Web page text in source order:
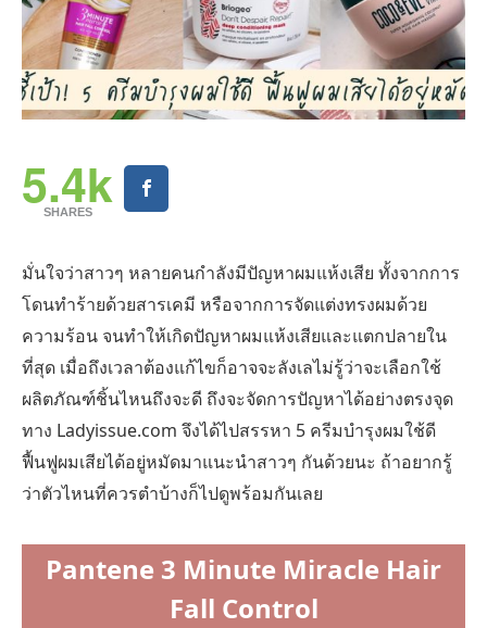
5.4k
SHARES
มั่นใจว่าสาวๆ หลายคนกำลังมีปัญหาผมแห้งเสีย ทั้งจากการ
โดนทำร้ายด้วยสารเคมี หรือจากการจัดแต่งทรงผมด้วย
ความร้อน จนทำให้เกิดปัญหาผมแห้งเสียและแตกปลายใน
ที่สุด เมื่อถึงเวลาต้องแก้ไขก็อาจจะลังเลไม่รู้ว่าจะเลือกใช้
ผลิตภัณฑ์ชิ้นไหนถึงจะดี ถึงจะจัดการปัญหาได้อย่างตรงจุด
ทาง Ladyissue.com จึงได้ไปสรรหา 5 ครีมบำรุงผมใช้ดี
ฟื้นฟูผมเสียได้อยู่หมัดมาแนะนำสาวๆ กันด้วยนะ ถ้าอยากรู้
ว่าตัวไหนที่ควรตำบ้างก็ไปดูพร้อมกันเลย
Pantene 3 Minute Miracle Hair
Fall Control